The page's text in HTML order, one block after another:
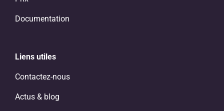
Documentation
Liens utiles
Contactez-nous
Actus & blog